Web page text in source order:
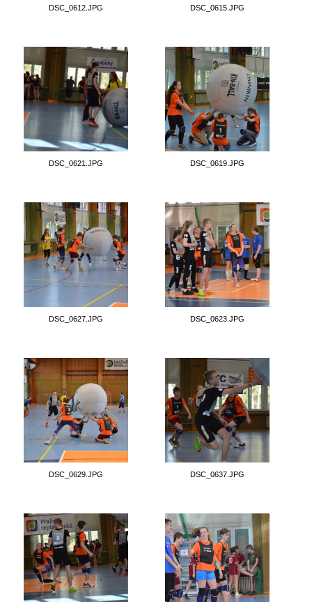
DSC_0612.JPG DSC_0615.JPG
DSC_0621.JPG DSC_0619.JPG
DSC_0627.JPG DSC_0623.JPG
DSC_0629.JPG DSC_0637.JPG